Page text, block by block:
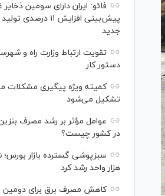
فائو: ایران دارای سومین
پیش‌بینی افزایش ۱۱
جدید
تقویت ارتباط وزارت راه و
دستور کار
کمیته ویژه پیگیری مشکلات
تشکیل می‌شود
عوامل مؤثر بر رشد مصرف
در کشور چیست؟
هزار واحد رشد کرد
کاهش مصرف برق برای دومین